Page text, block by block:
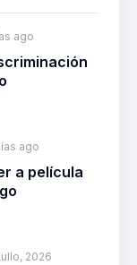
ago
ago
a película
2026